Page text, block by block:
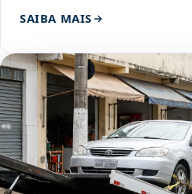
SAIBA MAIS